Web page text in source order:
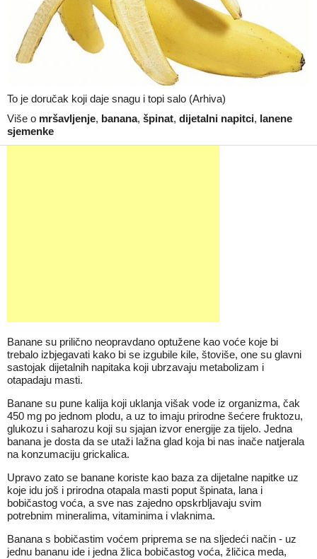
To je doručak koji daje snagu i topi salo (Arhiva)
Više o mršavljenje, banana, špinat, dijetalni napitci, lanene
sjemenke
Banane su prilično neopravdano optužene kao voće koje bi
trebalo izbjegavati kako bi se izgubile kile, štoviše, one su glavni
sastojak dijetalnih napitaka koji ubrzavaju metabolizam i
otapadaju masti.
Banane su pune kalija koji uklanja višak vode iz organizma, čak
450 mg po jednom plodu, a uz to imaju prirodne šećere fruktozu,
glukozu i saharozu koji su sjajan izvor energije za tijelo. Jedna
banana je dosta da se utaži lažna glad koja bi nas inače natjerala
na konzumaciju grickalica.
Upravo zato se banane koriste kao baza za dijetalne napitke uz
koje idu još i prirodna otapala masti poput špinata, lana i
bobičastog voća, a sve nas zajedno opskrbljavaju svim
potrebnim mineralima, vitaminima i vlaknima.
Banana s bobičastim voćem priprema se na sljedeći način - uz
jednu bananu ide i jedna žlica bobičastog voća, žličica meda,